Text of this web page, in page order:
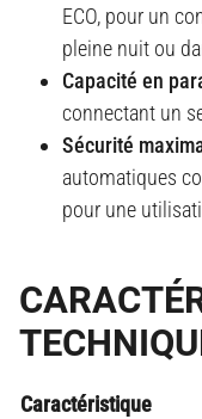
ECO, pour un
pleine nuit ou
Capacité en
connectant un
Sécurité
automatiques
pour une
Caractéristique